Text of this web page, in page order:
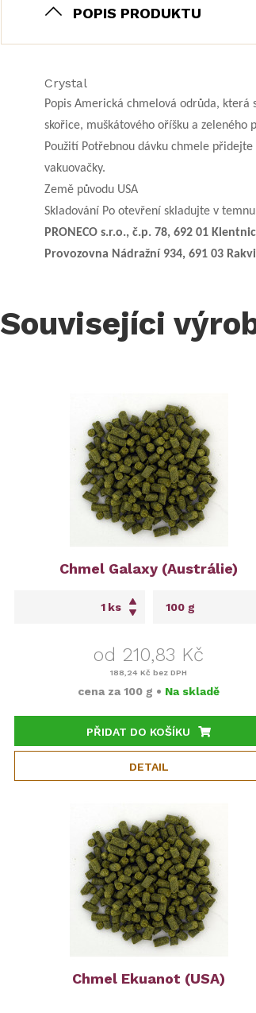
POPIS PRODUKTU
Crystal
Popis Americká chmelová odrůda,
skořice, muškátového oříšku a zeleného
Použití Potřebnou dávku chmele
vakuovačky.
Země původu USA
Skladování Po otevření skladujte v
PRONECO s.r.o., č.p. 78, 692 01
Provozovna Nádražní 934, 691 03
Souvisejíci
Chmel Galaxy (Austrálie)
ks
od 210,83 Kč
188,24 Kč bez DPH
cena za100 g • Na skladě
PŘIDAT DO KOŠÍKU
DETAIL
Chmel Ekuanot (USA)